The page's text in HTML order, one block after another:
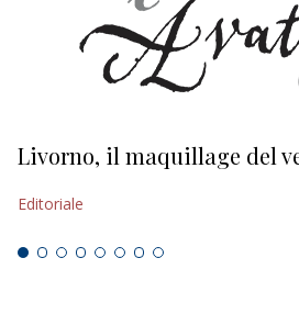
Livorno, il maquillage del
Editoriale